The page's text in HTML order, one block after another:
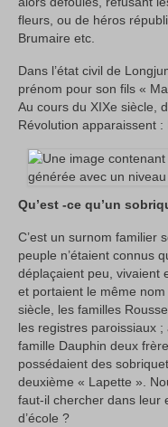
fleurs, ou de héros
Brumaire etc.
Dans l’état civil de
prénom pour son fils «
Au cours du XIXe siècle,
Révolution apparaissent :
Qu’est -ce qu’un
C’est un surnom familier
peuple n’étaient connus
déplaçaient peu, vivaient
et portaient le même
siècle, les familles
les registres paroissiaux
famille Dauphin deux
possédaient des
deuxième « Lapette ».
faut-il chercher dans leur
d’école ?